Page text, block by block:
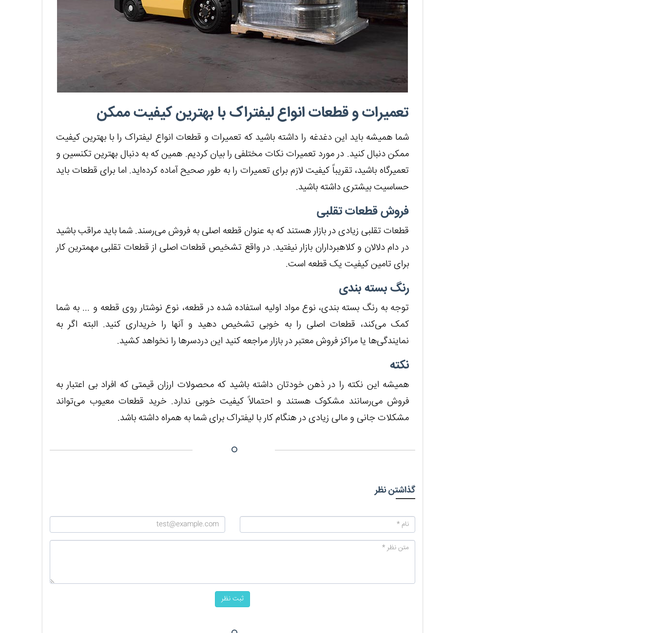
تعمیرات و قطعات انواع لیفتراک با بهترین کیفیت ممکن
شما همیشه باید این دغدغه را داشته باشید که تعمیرات و قطعات انواع لیفتراک را با بهترین کیفیت
ممکن دنبال کنید. در مورد تعمیرات نکات مختلفی را بیان کردیم. همین که به دنبال بهترین تکنسین و
تعمیرگاه باشید، تقریباً کیفیت لازم برای تعمیرات را به طور صحیح آماده کرده‌اید. اما برای قطعات باید
حساسیت بیشتری داشته باشید.
فروش قطعات تقلبی
قطعات تقلبی زیادی در بازار هستند که به عنوان قطعه اصلی به فروش می‌رسند. شما باید مراقب باشید
در دام دلالان و کلاهبرداران بازار نیفتید. در واقع تشخیص قطعات اصلی از قطعات تقلبی مهمترین کار
برای تامین کیفیت یک قطعه است.
رنگ بسته بندی
توجه به رنگ بسته بندی، نوع مواد اولیه استفاده شده در قطعه، نوع نوشتار روی قطعه و ... به شما
کمک می‌کند، قطعات اصلی را به خوبی تشخیص دهید و آنها را خریداری کنید. البته اگر به
نمایندگی‌ها یا مراکز فروش معتبر در بازار مراجعه کنید این دردسرها را نخواهد کشید.
نکته
همیشه این نکته را در ذهن خودتان داشته باشید که محصولات ارزان قیمتی که افراد بی اعتبار به
فروش می‌رسانند مشکوک هستند و احتمالاً کیفیت خوبی ندارد. خرید قطعات معیوب می‌تواند
مشکلات جانی و مالی زیادی در هنگام کار با لیفتراک برای شما به همراه داشته باشد.
گذاشتن نظر
ثبت نظر